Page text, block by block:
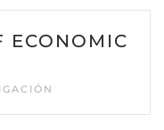
ECONOMIC